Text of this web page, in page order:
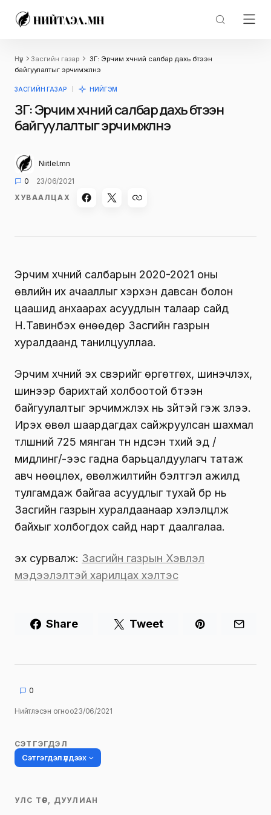
Нүүр Засгийн газар
ЗГ: Эрчим хүчний салбар дахь бүтээн
байгуулалтыг эрчимжүүлнэ
ЗАСГИЙН ГАЗАР НИЙГЭМ
ЗГ: Эрчим хүчний салбар дахь бүтээн
байгуулалтыг эрчимжүүлнэ
Niitlel.mn
0
23/06/2021
ХУВААЛЦАХ
Эрчим хүчний салбарын 2020-2021 оны
өвлийн их ачааллыг хэрхэн давсан болон
цаашид анхаарах асуудлын талаар сайд
Н.Тавинбэх өнөөдөр Засгийн газрын
хуралдаанд танилцууллаа.
Эрчим хүчний эх үүсвэрийг өргөтгөх, шинэчлэх,
шинээр барихтай холбоотой бүтээн
байгуулалтыг эрчимжүүлэх нь зүйтэй гэж үзлээ.
Ирэх өвөл шаардагдах сайжруулсан шахмал
түлшний 725 мянган тн үндсэн түүхий эд /
мидлинг/-ээс гадна барьцалдуулагч татаж
авч нөөцлөх, өвөлжилтийн бэлтгэл ажилд
тулгамдаж байгаа асуудлыг тухай бүр нь
Засгийн газрын хуралдаанаар хэлэлцүүлж
байхыг холбогдох сайд нарт даалгалаа.
эх сурвалж: Засгийн газрын Хэвлэл
мэдээлэлтэй харилцах хэлтэс
Share Tweet
0
Нийтлэсэн огноо23/06/2021
СЭТГЭГДЭЛ
Сэтгэгдэл үлдээх
УЛС ТӨР, ДУУЛИАН